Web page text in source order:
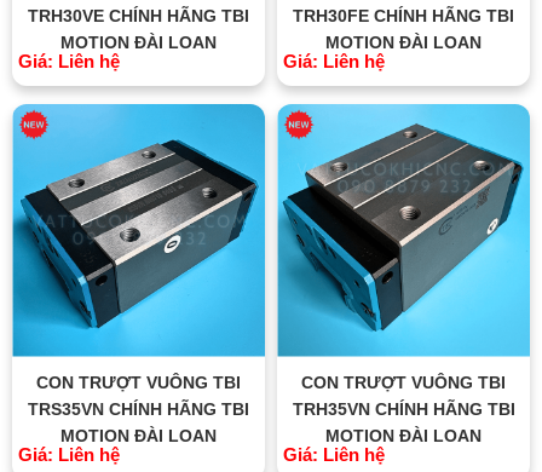
TRH30VE CHÍNH HÃNG TBI
MOTION ĐÀI LOAN
Giá: Liên hệ
TRH30FE CHÍNH HÃNG TBI
MOTION ĐÀI LOAN
Giá: Liên hệ
CON TRƯỢT VUÔNG TBI
TRS35VN CHÍNH HÃNG TBI
MOTION ĐÀI LOAN
Giá: Liên hệ
CON TRƯỢT VUÔNG TBI
TRH35VN CHÍNH HÃNG TBI
MOTION ĐÀI LOAN
Giá: Liên hệ